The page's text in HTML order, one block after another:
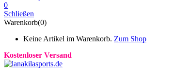
0
Schließen
Warenkorb(0)
Keine Artikel im Warenkorb. Zum Shop
Kostenloser Versand